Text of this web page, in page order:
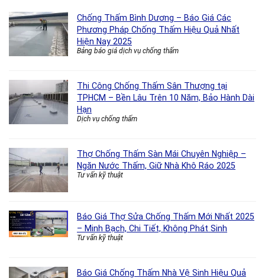
Chống Thấm Bình Dương – Báo Giá Các
Phương Pháp Chống Thấm Hiệu Quả Nhất
Hiện Nay 2025
Bảng báo giá dịch vụ chống thấm
Thi Công Chống Thấm Sân Thượng tại
TPHCM – Bền Lâu Trên 10 Năm, Bảo Hành Dài
Hạn
Dịch vụ chống thấm
Thợ Chống Thấm Sàn Mái Chuyên Nghiệp –
Ngăn Nước Thấm, Giữ Nhà Khô Ráo 2025
Tư vấn kỹ thuật
Báo Giá Thợ Sửa Chống Thấm Mới Nhất 2025
– Minh Bạch, Chi Tiết, Không Phát Sinh
Tư vấn kỹ thuật
Báo Giá Chống Thấm Nhà Vệ Sinh Hiệu Quả